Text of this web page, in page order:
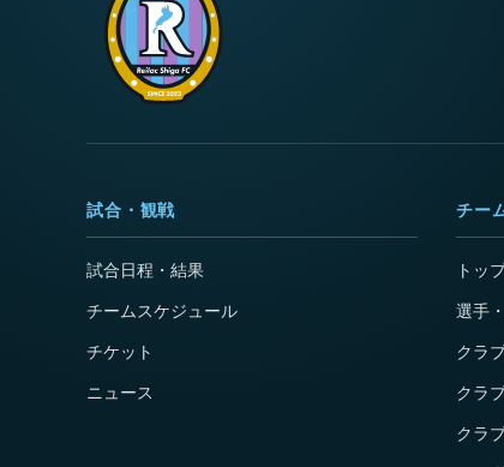
試合・観戦
試合日程・結果
チームスケジュール
チケット
ニュース
チー
トッ
選手
クラ
クラ
クラ